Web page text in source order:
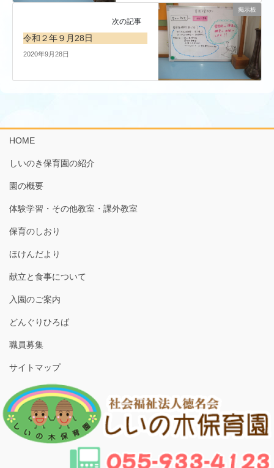
掲示板
次の記事
令和２年９月28日
2020年9月28日
HOME
しいのき保育園の紹介
園の概要
体験学習・その他教室・課外教室
保育のしおり
ほけんだより
献立と食事について
入園のご案内
どんぐりひろば
職員募集
サイトマップ